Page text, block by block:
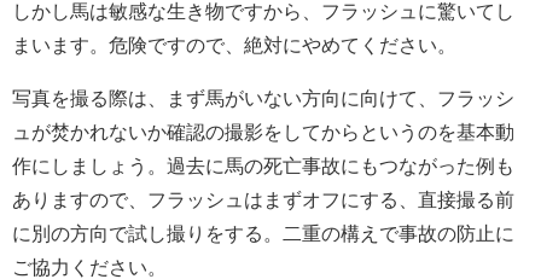
しかし馬は敏感な生き物ですから、フラッシュに驚いてし
まいます。危険ですので、絶対にやめてください。
写真を撮る際は、まず馬がいない方向に向けて、フラッシ
ュが焚かれないか確認の撮影をしてからというのを基本動
作にしましょう。過去に馬の死亡事故にもつながった例も
ありますので、フラッシュはまずオフにする、直接撮る前
に別の方向で試し撮りをする。二重の構えで事故の防止に
ご協力ください。